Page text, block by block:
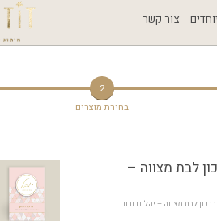
צור קשר
2
בחירת מוצרים
לבת מצווה –
לבת מצווה – יהלום ורוד